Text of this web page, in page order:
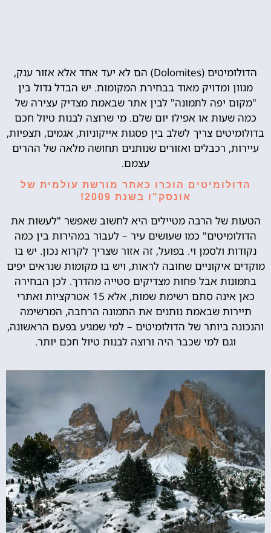
הדולומיטים (Dolomites) הם לא יעד אחד אלא אזור ענק,
מגוון ומדויק מאוד בבחירת המקומות. יש הבדל גדול בין
"מקום יפה לתמונה" לבין אתר שבאמת מצדיק עצירה של
כמה שעות או אפילו יום שלם. מי שרוצה לבנות טיול חכם
בדולומיטים צריך לשלב בין פסגות אייקוניות, אגמים, תצפיות,
עיירות, רכבלים ואזורים שנותנים תחושה מלאה של ההרים
עצמם.
הדולומיטים הוכרו כאתר מורשת עולמית של
אונסק"ו בשנת 2009!
הטעות של הרבה מטיילים היא לחשוב שאפשר "לעשות את
הדולומיטים" כמו שעושים עיר – לעבור במהירות בין כמה
נקודות ולסמן וי. בפועל, זה אזור שצריך לקרוא נכון. יש בו
מוקדים איקוניים שחובה לראות, ויש בו מקומות שנראים יפים
בתמונות אבל פחות מצדיקים סטייה מהדרך. לכן הבחירה
כאן אינה סתם רשימת שמות, אלא 15 אטרקציות ואתרי
תיירות שבאמת נותנים את התמונה הרחבה, המרשימה
והנכונה ביותר של הדולומיטים – למי שמגיע בפעם הראשונה,
וגם למי שכבר היה ורוצה לבנות טיול חכם יותר.